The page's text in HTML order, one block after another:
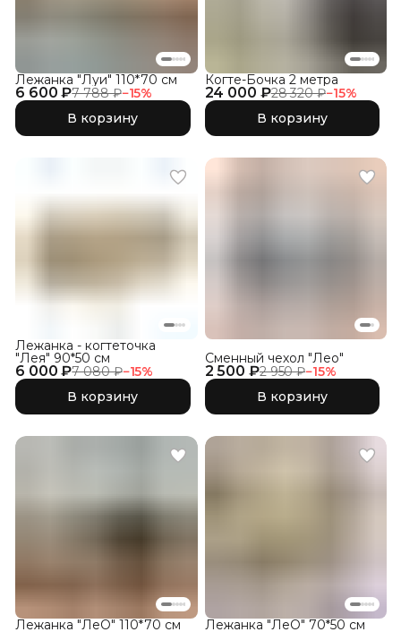
6 600 ₽7 788 ₽−15%
Лежанка "Луи" 110*70 см
В корзину
24 000 ₽28 320 ₽−15%
Когте-Бочка 2 метра
В корзину
6 000 ₽7 080 ₽−15%
Лежанка - когтеточка
"Лея" 90*50 см
В корзину
2 500 ₽2 950 ₽−15%
Сменный чехол "Лео"
В корзину
Лежанка "ЛеО" 110*70 см Лежанка "ЛеО" 70*50 см